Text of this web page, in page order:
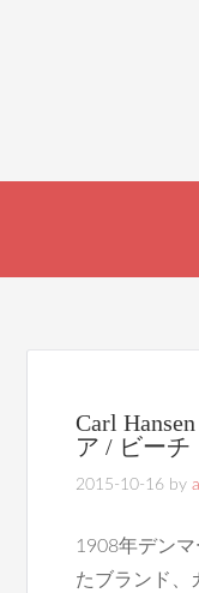
Carl
ア / ビーチ
2015-10-16 by
1908年デン
たブランド、